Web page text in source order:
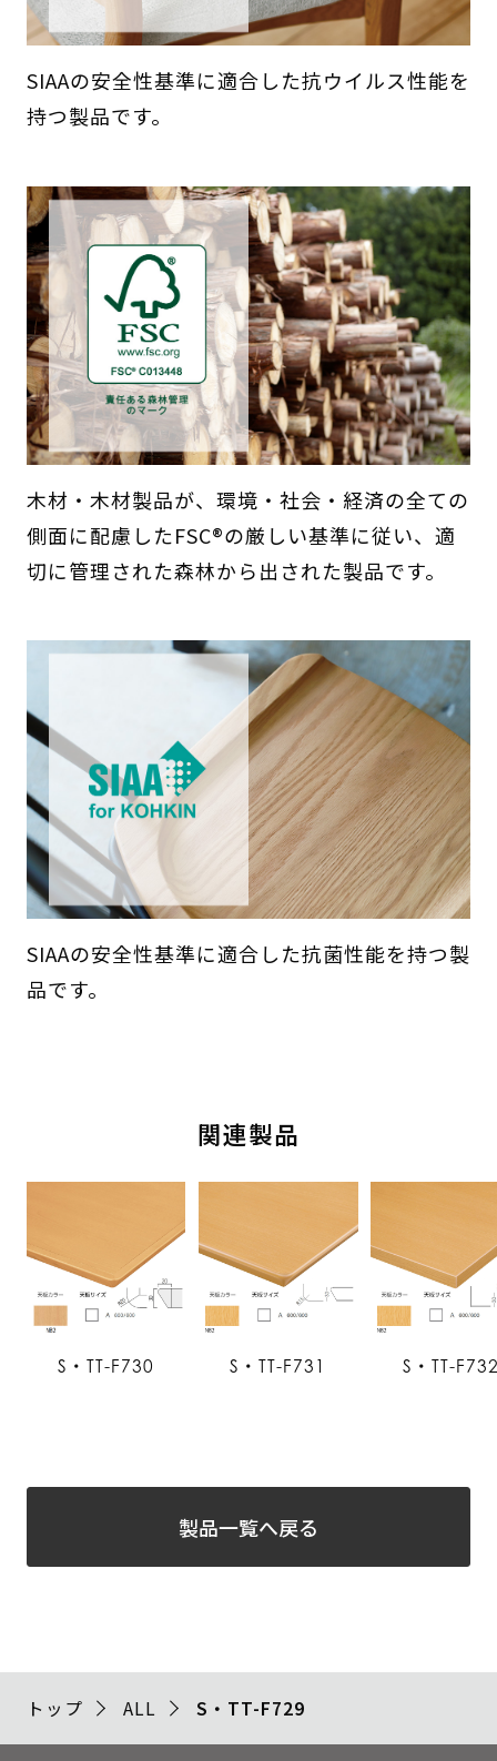
SIAAの安全性基準に適合した抗ウイルス性能を
持つ製品です。
木材・木材製品が、環境・社会・経済の全ての
側面に配慮したFSC®の厳しい基準に従い、適
切に管理された森林から出された製品です。
SIAAの安全性基準に適合した抗菌性能を持つ製
品です。
関連製品
S・TT-F730 S・TT-F731 S・TT-
製品一覧へ戻る
トップ ALL S・TT-F729